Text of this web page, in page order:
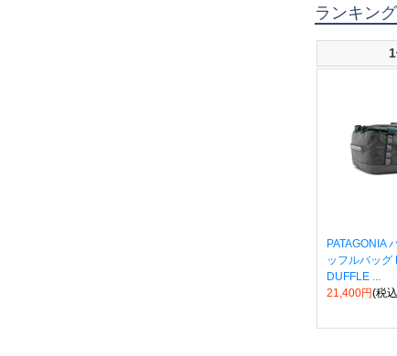
ランキング
PATAGONIA
ッフルバッグ
DUFFLE ...
21,400円(税